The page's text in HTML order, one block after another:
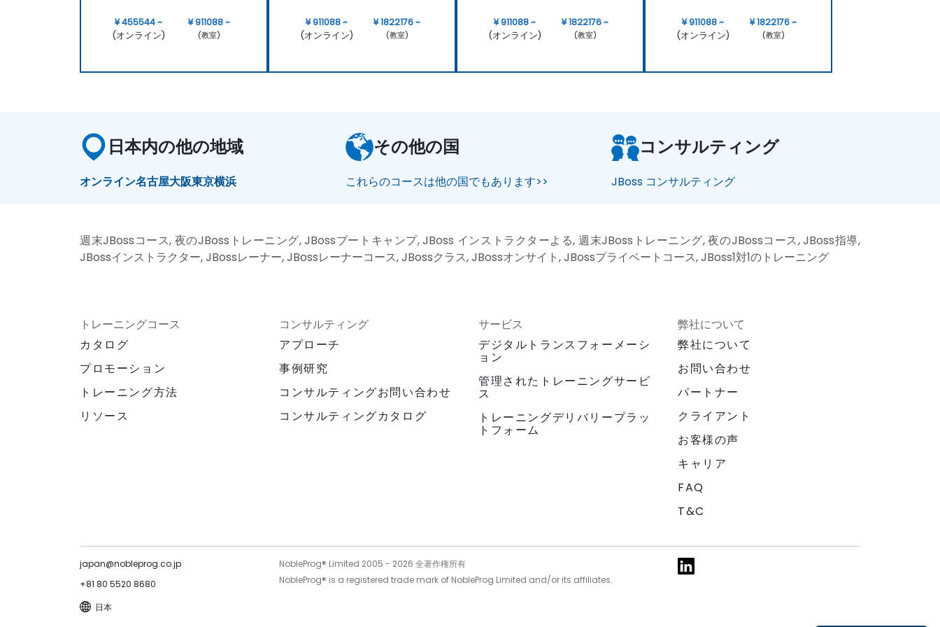
¥ 455544 ~
(オンライン)
¥ 911088 ~
(教室)
¥ 911088 ~
(オンライン)
¥ 1822176 ~
(教室)
¥ 911088 ~
(オンライン)
¥ 1822176 ~
(教室)
¥ 911088 ~
(オンライン)
¥ 1822176 ~
(教室)
日本内の他の地域
オンライン名古屋大阪東京横浜
その他の国
これらのコースは他の国でもあります>>
コンサルティング
JBoss コンサルティング
週末JBossコース, 夜のJBossトレーニング, JBossブートキャンプ, JBoss インストラクターよる, 週末JBossトレーニング, 夜のJBossコース, JBoss指導,
JBossインストラクター, JBossレーナー, JBossレーナーコース, JBossクラス, JBossオンサイト, JBossプライベートコース, JBoss1対1のトレーニング
トレーニングコース
カタログ
プロモーション
トレーニング方法
リソース
コンサルティング
アプローチ
事例研究
コンサルティングお問い合わせ
コンサルティングカタログ
サービス
デジタルトランスフォーメーシ
ョン
管理されたトレーニングサービ
ス
トレーニングデリバリープラッ
トフォーム
弊社について
弊社について
お問い合わせ
パートナー
クライアント
お客様の声
キャリア
FAQ
T&C
japan@nobleprog.co.jp
+81 80 5520 8680
日本
NobleProg® Limited 2005 - 2026 全著作権所有
NobleProg® is a registered trade mark of NobleProg Limited and/or its affiliates.